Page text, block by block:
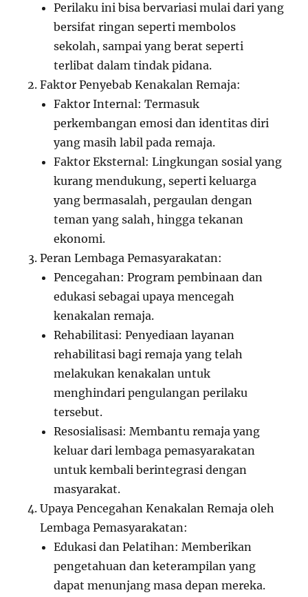
Perilaku ini bisa bervariasi mulai dari yang
bersifat ringan seperti membolos
sekolah, sampai yang berat seperti
terlibat dalam tindak pidana.
Faktor Penyebab Kenakalan Remaja:
Faktor Internal: Termasuk
perkembangan emosi dan identitas diri
yang masih labil pada remaja.
Faktor Eksternal: Lingkungan sosial yang
kurang mendukung, seperti keluarga
yang bermasalah, pergaulan dengan
teman yang salah, hingga tekanan
ekonomi.
Peran Lembaga Pemasyarakatan:
Pencegahan: Program pembinaan dan
edukasi sebagai upaya mencegah
kenakalan remaja.
Rehabilitasi: Penyediaan layanan
rehabilitasi bagi remaja yang telah
melakukan kenakalan untuk
menghindari pengulangan perilaku
tersebut.
Resosialisasi: Membantu remaja yang
keluar dari lembaga pemasyarakatan
untuk kembali berintegrasi dengan
masyarakat.
Upaya Pencegahan Kenakalan Remaja oleh
Lembaga Pemasyarakatan:
Edukasi dan Pelatihan: Memberikan
pengetahuan dan keterampilan yang
dapat menunjang masa depan mereka.